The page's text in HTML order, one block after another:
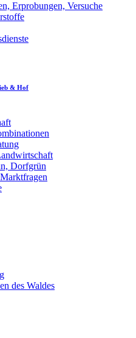
Erprobungen, Versuche
& Hof
Dorfgrün
des Waldes